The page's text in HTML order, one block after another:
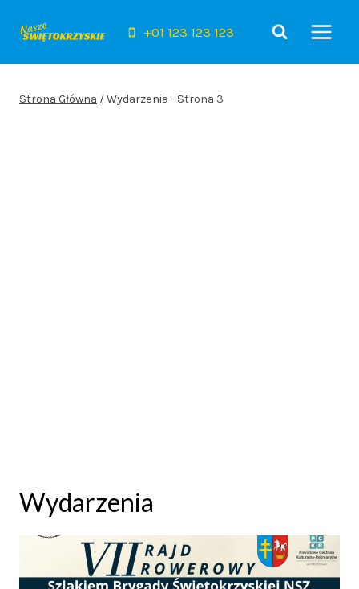
+01 123 123 123
Strona Główna /Wydarzenia - Strona 3
Wydarzenia